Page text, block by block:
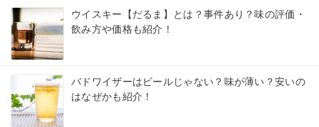
ウイスキー【だるま】とは？事件あり？味の評価・
飲み方や価格も紹介！
バドワイザーはビールじゃない？味が薄い？安いの
はなぜかも紹介！